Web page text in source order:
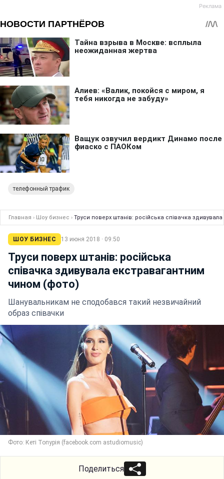
телефонный трафик
Главная › Шоу бизнес › Труси поверх штанів: російська співачка
ШОУ БИЗНЕС 13 июня 2018 · 09:50
Труси поверх штанів: російська
співачка здивувала екстравагантним
чином (фото)
Шанувальникам не сподобався такий незвичайний
образ співачки
Фото: Кеті Топурія (facebook.com astudiomusic)
Поделиться